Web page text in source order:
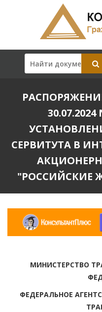
СЕРВИТУТА В
"РОССИЙСКИЕ
МИНИСТЕРСТВО
ФЕДЕРАЛЬНОЕ